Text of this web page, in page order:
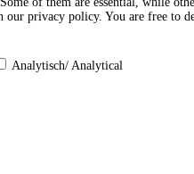
our privacy policy. You are free to
Analytisch/ Analytical